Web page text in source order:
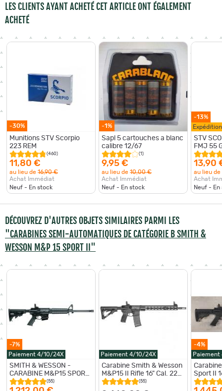
LES CLIENTS AYANT ACHETÉ CET ARTICLE ONT ÉGALEMENT
ACHETÉ
-30%
Munitions STV Scorpio
223 REM
(460)
11,80 €
au lieu de 16,90 €
Achat Immédiat
Neuf - En stock
-1%
Sapl 5 cartouches a blanc
calibre 12/67
(1)
9,95 €
au lieu de 10,00 €
Achat Immédiat
Neuf - En stock
-13%
STV
FMJ 55
13,90
au lieu de
Achat
Neuf - En
DÉCOUVREZ D'AUTRES OBJETS SIMILAIRES PARMI LES
"CARABINES SEMI-AUTOMATIQUES DE CATÉGORIE B SMITH &
WESSON M&P 15 SPORT II"
-7%
Paiement 4/10/24X
SMITH & WESSON -
CARABINE M&P15 SPORT
II 5.56 16"
(55)
Paiement 4/10/24X
Carabine Smith & Wesson
M&P15 II Rifle 16" Cal. 223
Rem
(55)
-4%
Sport II
GARDE
HERA 15"